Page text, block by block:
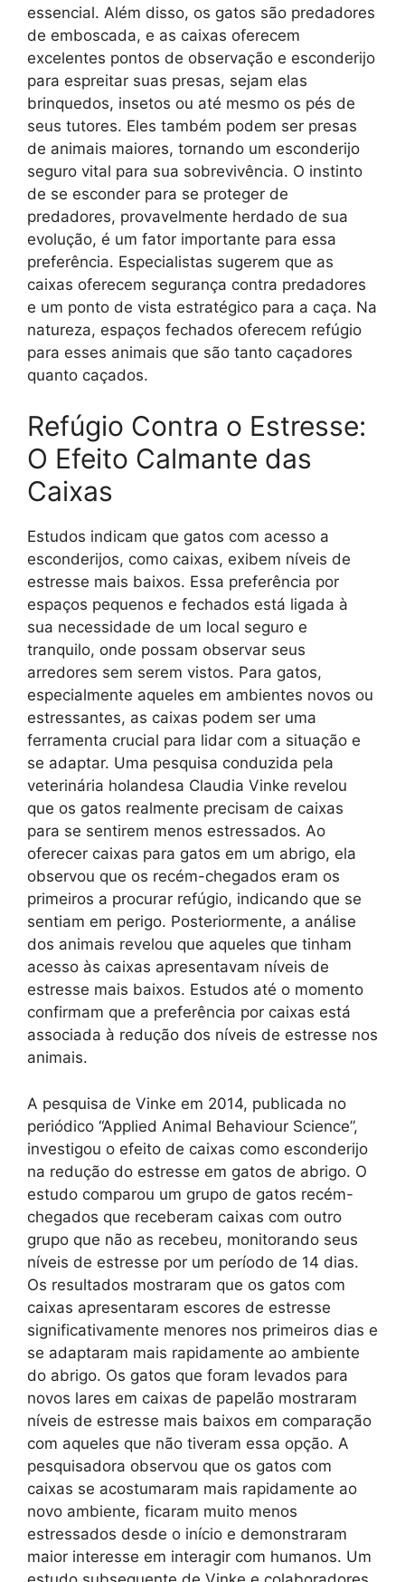
essencial. Além disso, os gatos são predadores
de emboscada, e as caixas oferecem
excelentes pontos de observação e esconderijo
para espreitar suas presas, sejam elas
brinquedos, insetos ou até mesmo os pés de
seus tutores. Eles também podem ser presas
de animais maiores, tornando um esconderijo
seguro vital para sua sobrevivência. O instinto
de se esconder para se proteger de
predadores, provavelmente herdado de sua
evolução, é um fator importante para essa
preferência. Especialistas sugerem que as
caixas oferecem segurança contra predadores
e um ponto de vista estratégico para a caça. Na
natureza, espaços fechados oferecem refúgio
para esses animais que são tanto caçadores
quanto caçados.
Refúgio Contra o Estresse:
O Efeito Calmante das
Caixas
Estudos indicam que gatos com acesso a
esconderijos, como caixas, exibem níveis de
estresse mais baixos. Essa preferência por
espaços pequenos e fechados está ligada à
sua necessidade de um local seguro e
tranquilo, onde possam observar seus
arredores sem serem vistos. Para gatos,
especialmente aqueles em ambientes novos ou
estressantes, as caixas podem ser uma
ferramenta crucial para lidar com a situação e
se adaptar. Uma pesquisa conduzida pela
veterinária holandesa Claudia Vinke revelou
que os gatos realmente precisam de caixas
para se sentirem menos estressados. Ao
oferecer caixas para gatos em um abrigo, ela
observou que os recém-chegados eram os
primeiros a procurar refúgio, indicando que se
sentiam em perigo. Posteriormente, a análise
dos animais revelou que aqueles que tinham
acesso às caixas apresentavam níveis de
estresse mais baixos. Estudos até o momento
confirmam que a preferência por caixas está
associada à redução dos níveis de estresse nos
animais.
A pesquisa de Vinke em 2014, publicada no
periódico “Applied Animal Behaviour Science”,
investigou o efeito de caixas como esconderijo
na redução do estresse em gatos de abrigo. O
estudo comparou um grupo de gatos recém-
chegados que receberam caixas com outro
grupo que não as recebeu, monitorando seus
níveis de estresse por um período de 14 dias.
Os resultados mostraram que os gatos com
caixas apresentaram escores de estresse
significativamente menores nos primeiros dias e
se adaptaram mais rapidamente ao ambiente
do abrigo. Os gatos que foram levados para
novos lares em caixas de papelão mostraram
níveis de estresse mais baixos em comparação
com aqueles que não tiveram essa opção. A
pesquisadora observou que os gatos com
caixas se acostumaram mais rapidamente ao
novo ambiente, ficaram muito menos
estressados desde o início e demonstraram
maior interesse em interagir com humanos. Um